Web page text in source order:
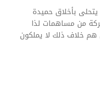
بأخلاق حميدة
من مساهمات لذا
هم خلاف ذلك لا يملكون